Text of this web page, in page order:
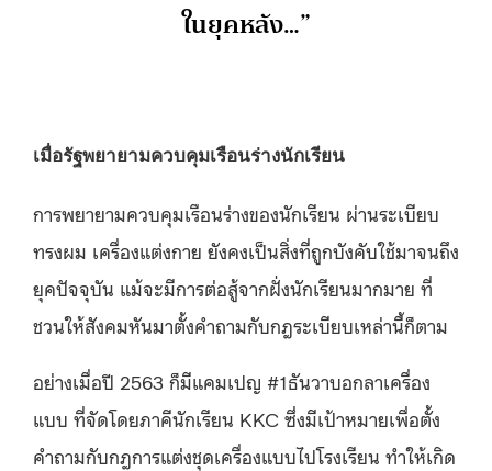
ในยุคหลัง…”
เมื่อรัฐพยายามควบคุมเรือนร่างนักเรียน
การพยายามควบคุมเรือนร่างของนักเรียน ผ่านระเบียบ
ทรงผม เครื่องแต่งกาย ยังคงเป็นสิ่งที่ถูกบังคับใช้มาจนถึง
ยุคปัจจุบัน แม้จะมีการต่อสู้จากฝั่งนักเรียนมากมาย ที่
ชวนให้สังคมหันมาตั้งคำถามกับกฎระเบียบเหล่านี้ก็ตาม
อย่างเมื่อปี 2563 ก็มีแคมเปญ #1ธันวาบอกลาเครื่อง
แบบ ที่จัดโดยภาคีนักเรียน KKC ซึ่งมีเป้าหมายเพื่อตั้ง
คำถามกับกฎการแต่งชุดเครื่องแบบไปโรงเรียน ทำให้เกิด